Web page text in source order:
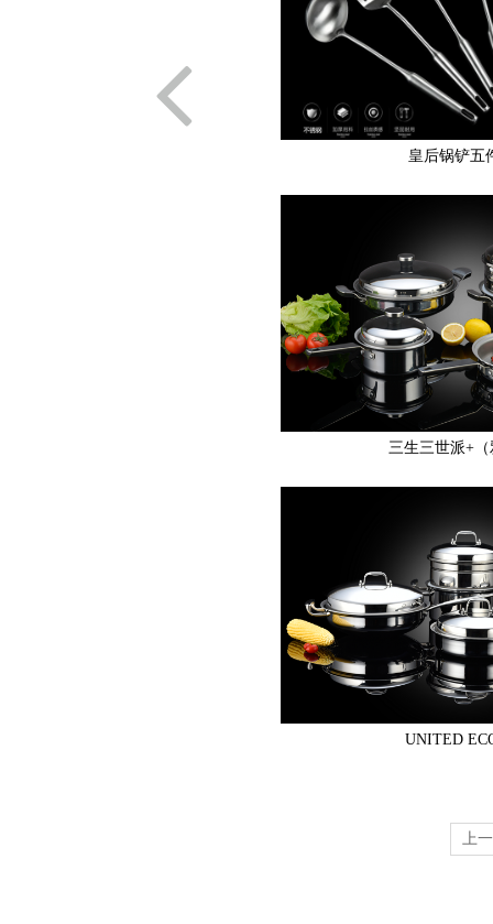
皇后锅铲五
三生三世派+
UNITED
上